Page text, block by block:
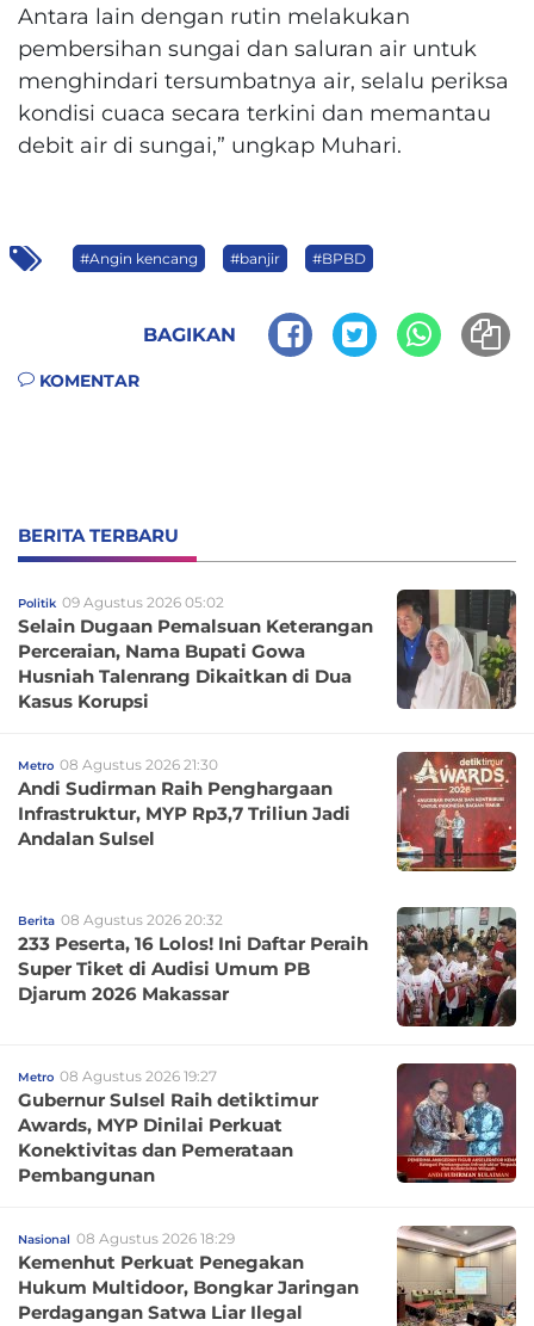
Antara lain dengan rutin melakukan
pembersihan sungai dan saluran air untuk
menghindari tersumbatnya air, selalu periksa
kondisi cuaca secara terkini dan memantau
debit air di sungai,” ungkap Muhari.
#Angin kencang #banjir #BPBD
BAGIKAN
KOMENTAR
BERITA TERBARU
Politik 09 Agustus 2026 05:02
Selain Dugaan Pemalsuan Keterangan
Perceraian, Nama Bupati Gowa
Husniah Talenrang Dikaitkan di Dua
Kasus Korupsi
Metro 08 Agustus 2026 21:30
Andi Sudirman Raih Penghargaan
Infrastruktur, MYP Rp3,7 Triliun Jadi
Andalan Sulsel
Berita 08 Agustus 2026 20:32
233 Peserta, 16 Lolos! Ini Daftar Peraih
Super Tiket di Audisi Umum PB
Djarum 2026 Makassar
Metro 08 Agustus 2026 19:27
Gubernur Sulsel Raih detiktimur
Awards, MYP Dinilai Perkuat
Konektivitas dan Pemerataan
Pembangunan
Nasional 08 Agustus 2026 18:29
Kemenhut Perkuat Penegakan
Hukum Multidoor, Bongkar Jaringan
Perdagangan Satwa Liar Ilegal